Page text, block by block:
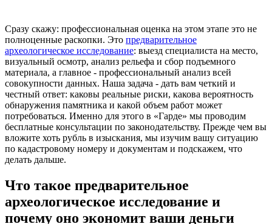
Сразу скажу: профессиональная оценка на этом этапе это не
полноценные раскопки. Это предварительное
археологическое исследование: выезд специалиста на место,
визуальный осмотр, анализ рельефа и сбор подъемного
материала, а главное - профессиональный анализ всей
совокупности данных. Наша задача - дать вам четкий и
честный ответ: каковы реальные риски, какова вероятность
обнаружения памятника и какой объем работ может
потребоваться. Именно для этого в «Гарде» мы проводим
бесплатные консультации по законодательству. Прежде чем вы
вложите хоть рубль в изыскания, мы изучим вашу ситуацию
по кадастровому номеру и документам и подскажем, что
делать дальше.
Что такое предварительное
археологическое исследование и
почему оно экономит ваши деньги